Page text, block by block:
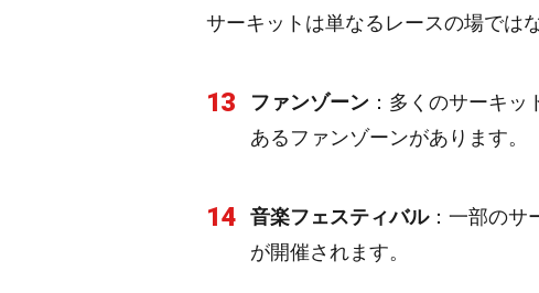
サーキットは単なるレースの場では
13 ファンゾーン ：多くのサーキ
あるファンゾーンがあります。
14 音楽フェスティバル：一部のサ
が開催されます。